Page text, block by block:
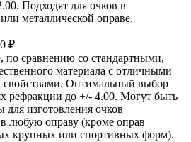
Подходят для очков в
металлической оправе.
0 ₽
по сравнению со стандартными,
материала с отличными
свойствами. Оптимальный выбор
рефракции до +/- 4.00. Могут быть
для изготовления очков
любую оправу (кроме оправ
крупных или спортивных форм).